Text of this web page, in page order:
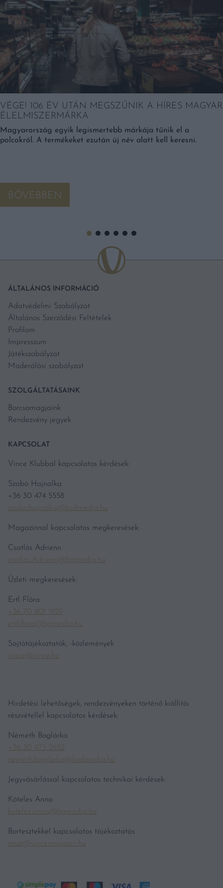
VÉGE! 106 ÉV UTÁN MEGSZŰNIK A HÍRES MAGYAR
ÉLELMISZERMÁRKA
Magyarország egyik legismertebb márkája tűnik el a
polcokról. A termékeket ezután új név alatt kell keresni.
BŐVEBBEN
ÁLTALÁNOS INFORMÁCIÓ
Adatvédelmi Szabályzat
Általános Szerződési Feltételek
Profilom
Impresszum
Játékszabályzat
Moderálási szabályzat
SZOLGÁLTATÁSAINK
Borcsomagjaink
Rendezvény jegyek
KAPCSOLAT
Vince Klubbal kapcsolatos kérdések:
Szabó Hajnalka
+36 30 474 5558
szabo.hajnalka@kodmedia.hu
Magazinnal kapcsolatos megkeresések:
Csatlós Adrienn
csatlos.Adrienn@hgmedia.hu
Üzleti megkeresések:
Ertl Flóra
+36 70 601 1929
ertl.flora@hgmedia.hu
Sajtótájékoztatók, -közlemények
vince@vince.hu
Hirdetési lehetőségek, rendezvényeken történő kiállítói
részvétellel kapcsolatos kérdések:
Németh Boglárka
+36 30 975 2652
nemeth.boglarka@kodmedia.hu
Jegyvásárlással kapcsolatos technikai kérdések:
Köteles Anna
koteles.anna@hgmedia.hu
Bortesztekkel kapcsolatos tájékoztatás
teszt@vincemagazin.hu